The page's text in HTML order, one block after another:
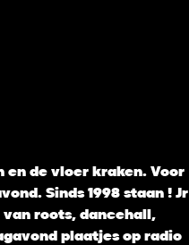
en de vloer kraken. Voor
Sinds 1998 staan ! Jr
van roots, dancehall,
plaatjes op radio